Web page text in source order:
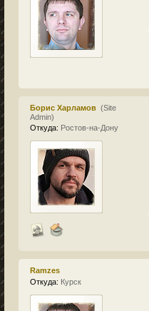
Борис Харламов(Site
Admin)
Откуда: Ростов-на-Дону
Ramzes
Откуда: Курск